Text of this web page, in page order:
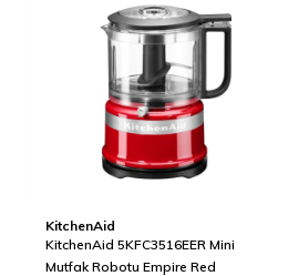
KitchenAid
KitchenAid 5KFC3516EER Mini
Mutfak Robotu Empire Red